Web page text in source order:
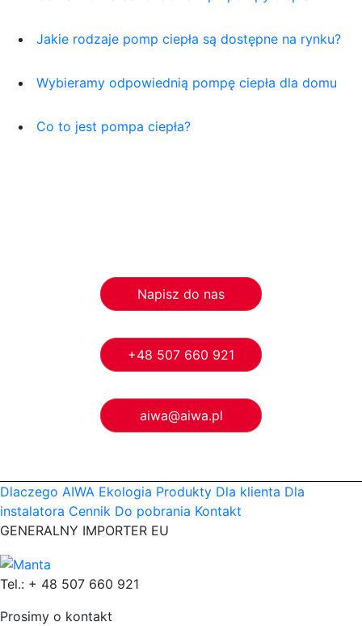
Jakie rodzaje pomp ciepła są dostępne na rynku?
Wybieramy odpowiednią pompę ciepła dla domu
Co to jest pompa ciepła?
Napisz do nas
+48 507 660 921
aiwa@aiwa.pl
Dlaczego AIWA Ekologia Produkty Dla klienta Dla
instalatora Cennik Do pobrania Kontakt
GENERALNY IMPORTER EU
Tel.: + 48 507 660 921
Prosimy o kontakt